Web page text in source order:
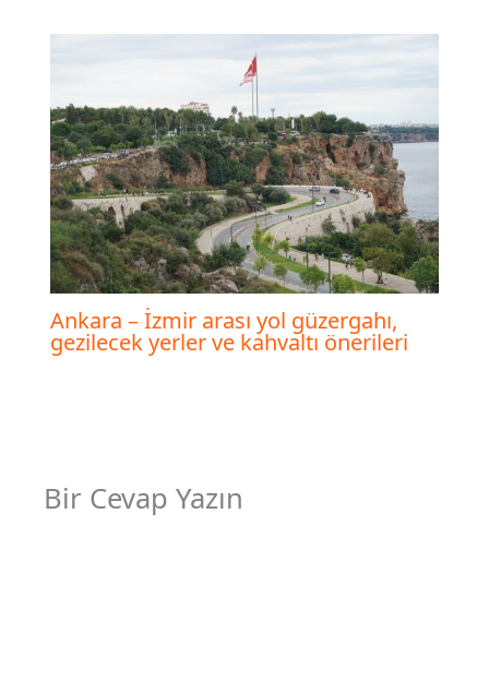
Ankara – İzmir arası yol güzergahı,
gezilecek yerler ve kahvaltı önerileri
Bir Cevap Yazın